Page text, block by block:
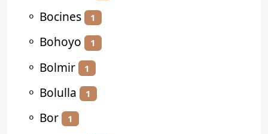
⚬ Bocines 1
⚬ Bohoyo 1
⚬ Bolmir 1
⚬ Bolulla 1
⚬ Bor 1